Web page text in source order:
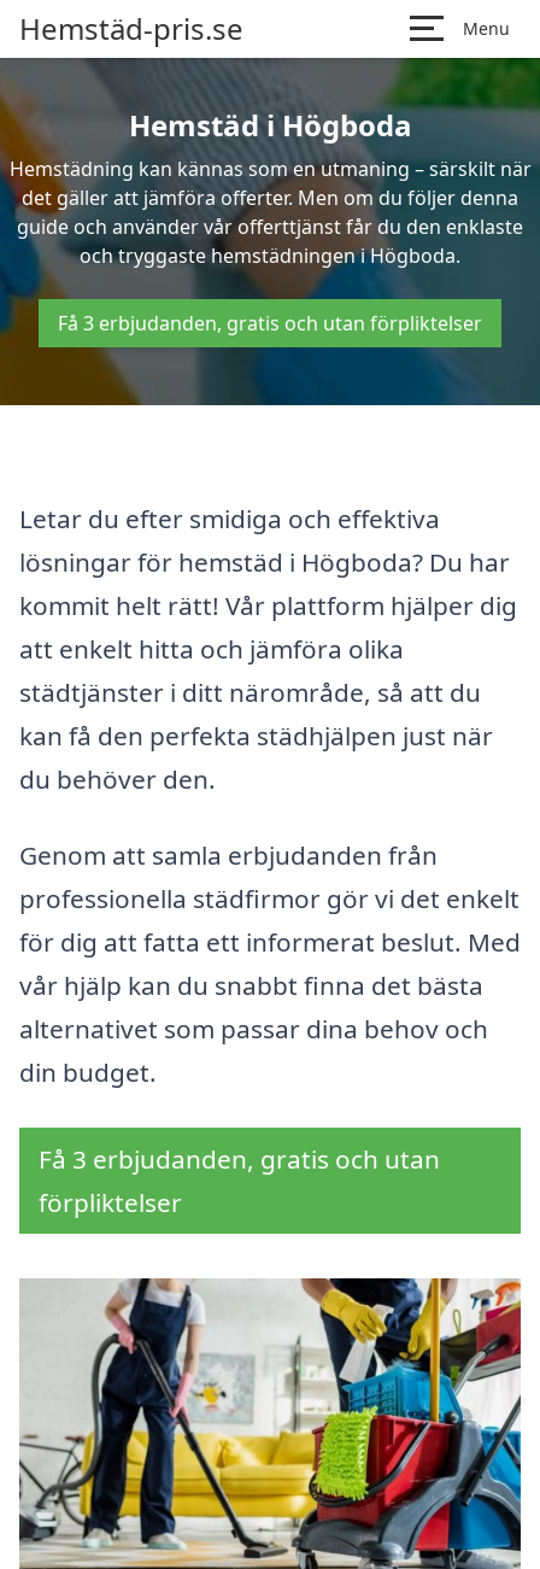
Hemstäd-pris.se Menu
Hemstäd i Högboda
Hemstädning kan kännas som en utmaning – särskilt när
det gäller att jämföra offerter. Men om du följer denna
guide och använder vår offerttjänst får du den enklaste
och tryggaste hemstädningen i Högboda.
Få 3 erbjudanden, gratis och utan förpliktelser
Letar du efter smidiga och effektiva
lösningar för hemstäd i Högboda? Du har
kommit helt rätt! Vår plattform hjälper dig
att enkelt hitta och jämföra olika
städtjänster i ditt närområde, så att du
kan få den perfekta städhjälpen just när
du behöver den.
Genom att samla erbjudanden från
professionella städfirmor gör vi det enkelt
för dig att fatta ett informerat beslut. Med
vår hjälp kan du snabbt finna det bästa
alternativet som passar dina behov och
din budget.
Få 3 erbjudanden, gratis och utan
förpliktelser